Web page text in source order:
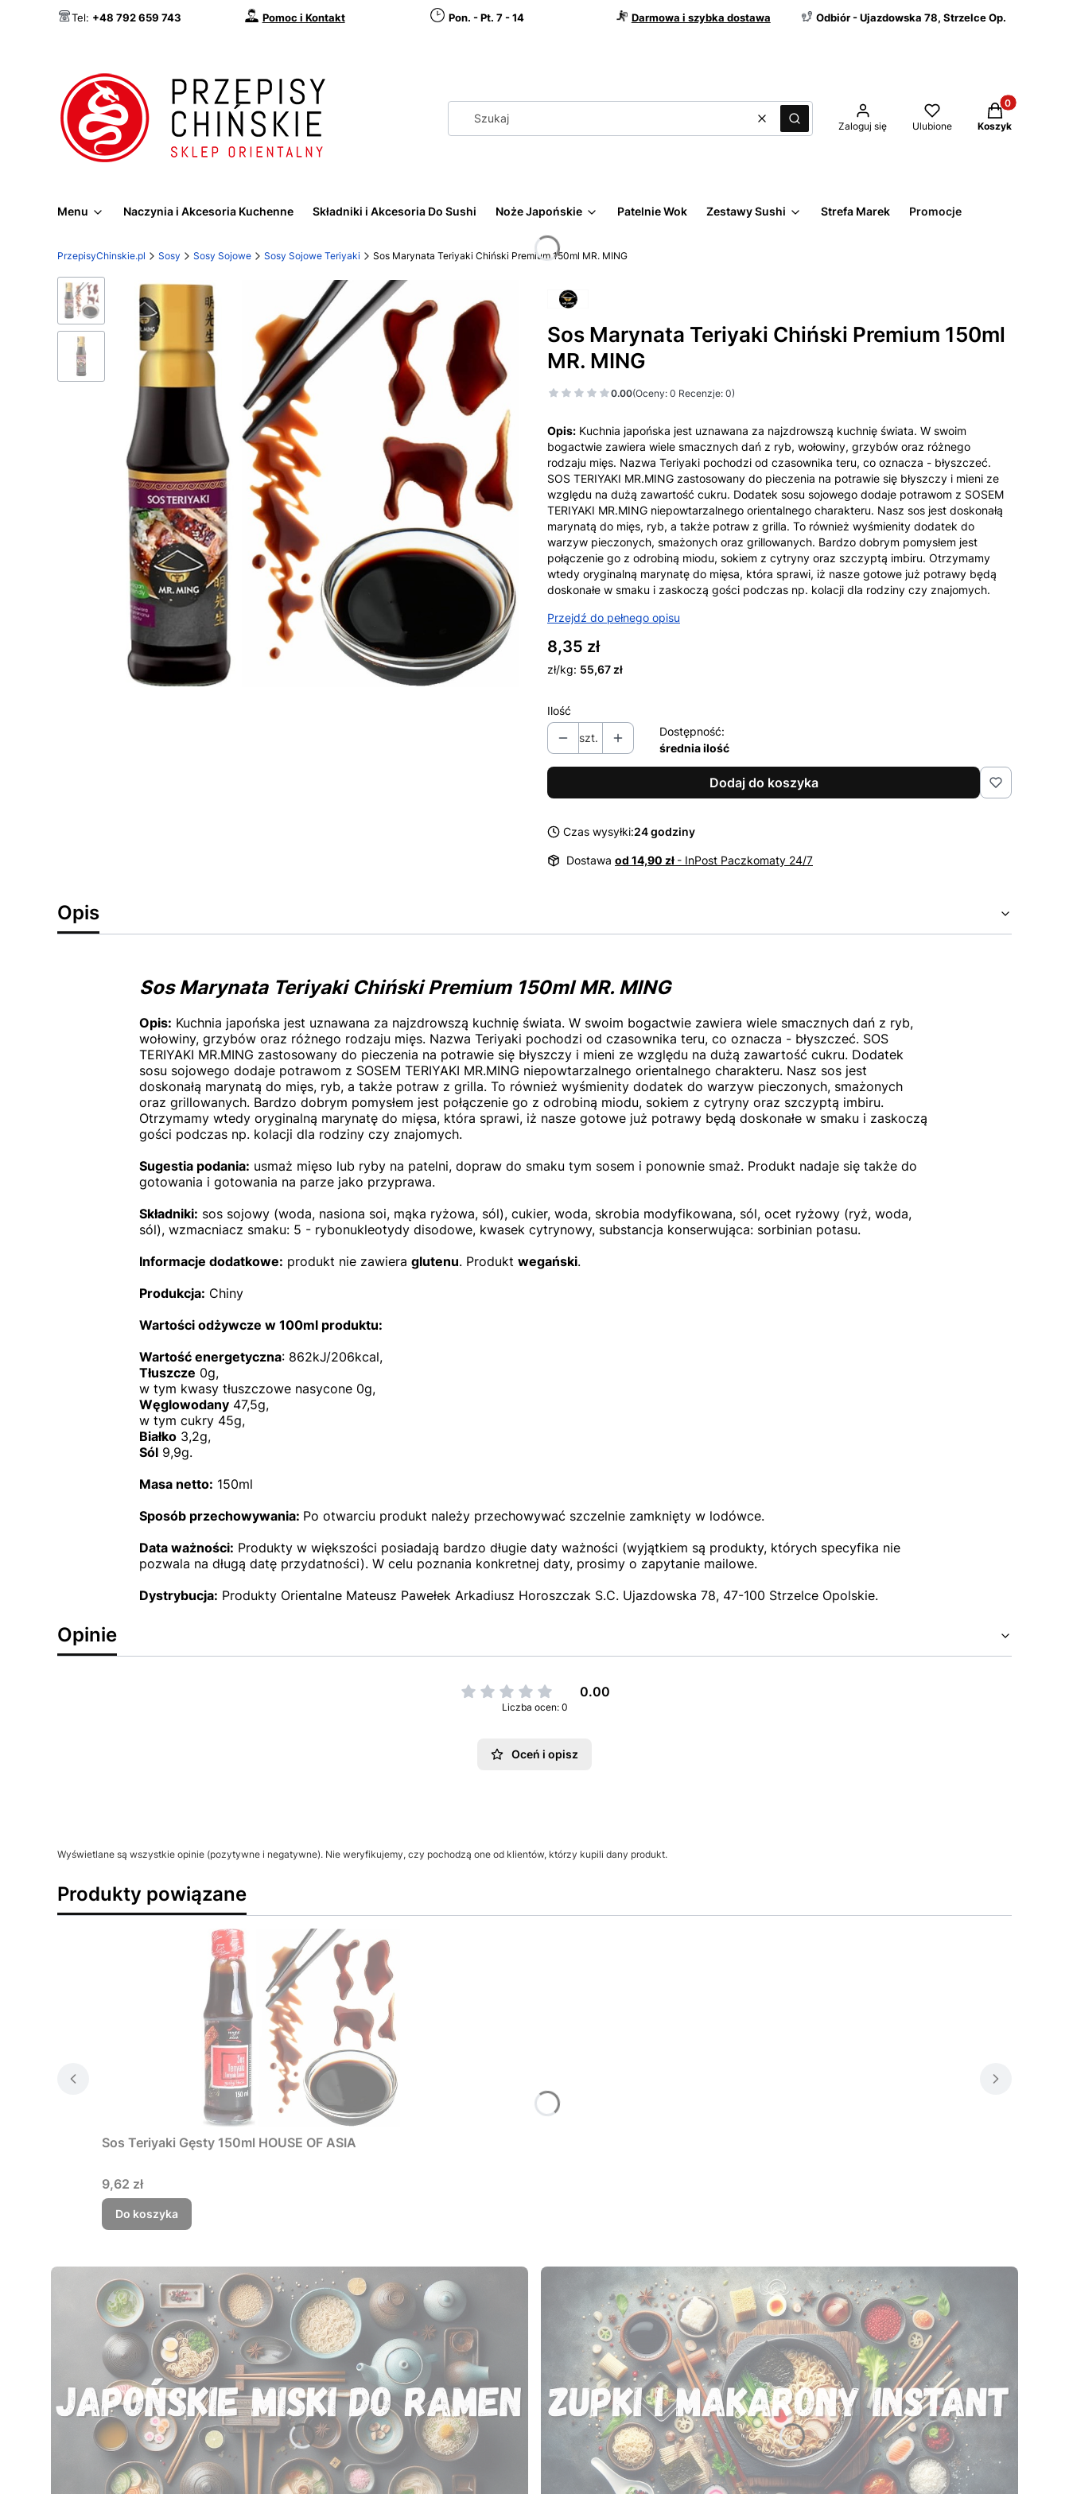
Tel: +48 792 659 743 Pomoc i Kontakt Pon. - Pt. 7 - 14 Darmowa i szybka dostawa Odbiór - Ujazdowska 78, Strzelce Op.
WyczyśćSzukaj Zaloguj się Ulubione
Produkty w
Koszyk
Menu Naczynia i Akcesoria Kuchenne Składniki i Akcesoria Do Sushi Noże Japońskie Patelnie Wok Zestawy Sushi Strefa Marek Promocje
PrzepisyChinskie.pl Sosy Sosy Sojowe Sosy Sojowe Teriyaki Sos Marynata Teriyaki Chiński Premium 150ml MR. MING
Sos Marynata Teriyaki Chiński Premium 150ml
MR. MING
0.00(Oceny: 0 Recenzje: 0)
Opis: Kuchnia japońska jest uznawana za najzdrowszą kuchnię świata. W swoim
bogactwie zawiera wiele smacznych dań z ryb, wołowiny, grzybów oraz różnego
rodzaju mięs. Nazwa Teriyaki pochodzi od czasownika teru, co oznacza - błyszczeć.
SOS TERIYAKI MR.MING zastosowany do pieczenia na potrawie się błyszczy i mieni ze
względu na dużą zawartość cukru. Dodatek sosu sojowego dodaje potrawom z SOSEM
TERIYAKI MR.MING niepowtarzalnego orientalnego charakteru. Nasz sos jest doskonałą
marynatą do mięs, ryb, a także potraw z grilla. To również wyśmienity dodatek do
warzyw pieczonych, smażonych oraz grillowanych. Bardzo dobrym pomysłem jest
połączenie go z odrobiną miodu, sokiem z cytryny oraz szczyptą imbiru. Otrzymamy
wtedy oryginalną marynatę do mięsa, która sprawi, iż nasze gotowe już potrawy będą
doskonałe w smaku i zaskoczą gości podczas np. kolacji dla rodziny czy znajomych.
Przejdź do pełnego opisu
Cena
8,35 zł
zł/kg: 55,67 zł
Ilość
szt.
Dostępność:
średnia ilość
Dodaj do koszyka
Czas wysyłki:24 godziny
Dostawa od 14,90 zł - InPost Paczkomaty 24/7
Opis
Sos Marynata Teriyaki Chiński Premium 150ml MR. MING
Opis: Kuchnia japońska jest uznawana za najzdrowszą kuchnię świata. W swoim bogactwie zawiera wiele smacznych dań z ryb,
wołowiny, grzybów oraz różnego rodzaju mięs. Nazwa Teriyaki pochodzi od czasownika teru, co oznacza - błyszczeć. SOS
TERIYAKI MR.MING zastosowany do pieczenia na potrawie się błyszczy i mieni ze względu na dużą zawartość cukru. Dodatek
sosu sojowego dodaje potrawom z SOSEM TERIYAKI MR.MING niepowtarzalnego orientalnego charakteru. Nasz sos jest
doskonałą marynatą do mięs, ryb, a także potraw z grilla. To również wyśmienity dodatek do warzyw pieczonych, smażonych
oraz grillowanych. Bardzo dobrym pomysłem jest połączenie go z odrobiną miodu, sokiem z cytryny oraz szczyptą imbiru.
Otrzymamy wtedy oryginalną marynatę do mięsa, która sprawi, iż nasze gotowe już potrawy będą doskonałe w smaku i zaskoczą
gości podczas np. kolacji dla rodziny czy znajomych.
Sugestia podania: usmaż mięso lub ryby na patelni, dopraw do smaku tym sosem i ponownie smaż. Produkt nadaje się także do
gotowania i gotowania na parze jako przyprawa.
Składniki: sos sojowy (woda, nasiona soi, mąka ryżowa, sól), cukier, woda, skrobia modyfikowana, sól, ocet ryżowy (ryż, woda,
sól), wzmacniacz smaku: 5 - rybonukleotydy disodowe, kwasek cytrynowy, substancja konserwująca: sorbinian potasu.
Informacje dodatkowe: produkt nie zawiera glutenu. Produkt wegański.
Produkcja: Chiny
Wartości odżywcze w 100ml produktu:
Wartość energetyczna: 862kJ/206kcal,
Tłuszcze 0g,
w tym kwasy tłuszczowe nasycone 0g,
Węglowodany47,5g,
w tym cukry 45g,
Białko3,2g,
Sól9,9g.
Masa netto: 150ml
Sposób przechowywania: Po otwarciu produkt należy przechowywać szczelnie zamknięty w lodówce.
Data ważności: Produkty w większości posiadają bardzo długie daty ważności (wyjątkiem są produkty, których specyfika nie
pozwala na długą datę przydatności). W celu poznania konkretnej daty, prosimy o zapytanie mailowe.
Dystrybucja: Produkty Orientalne Mateusz Pawełek Arkadiusz Horoszczak S.C. Ujazdowska 78, 47-100 Strzelce Opolskie.
Opinie
0.00
Liczba ocen: 0
Oceń i opisz
Wyświetlane są wszystkie opinie (pozytywne i negatywne). Nie weryfikujemy, czy pochodzą one od klientów, którzy kupili dany produkt.
Produkty powiązane
Sos Teriyaki Gęsty 150ml HOUSE OF ASIA
Cena
9,62 zł
Do koszyka